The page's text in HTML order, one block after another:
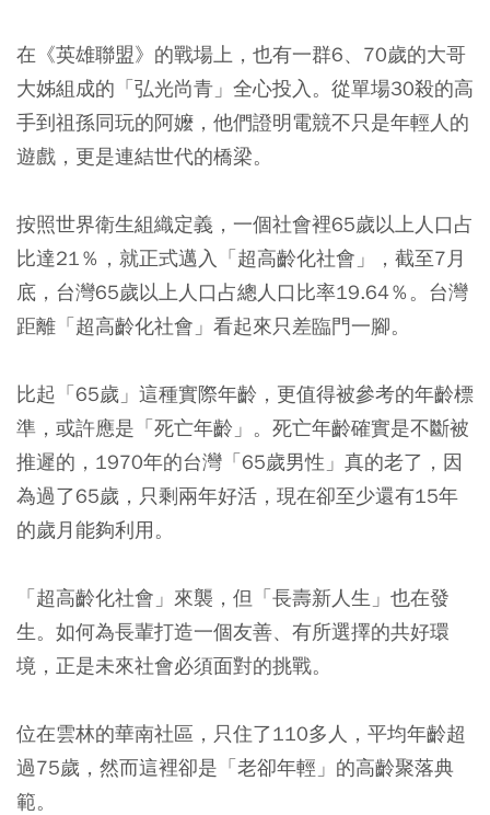
在《英雄聯盟》的戰場上，也有一群6、70歲的大哥
大姊組成的「弘光尚青」全心投入。從單場30殺的高
手到祖孫同玩的阿嬤，他們證明電競不只是年輕人的
遊戲，更是連結世代的橋梁。
按照世界衛生組織定義，一個社會裡65歲以上人口占
比達21％，就正式邁入「超高齡化社會」，截至7月
底，台灣65歲以上人口占總人口比率19.64％。台灣
距離「超高齡化社會」看起來只差臨門一腳。
比起「65歲」這種實際年齡，更值得被參考的年齡標
準，或許應是「死亡年齡」。死亡年齡確實是不斷被
推遲的，1970年的台灣「65歲男性」真的老了，因
為過了65歲，只剩兩年好活，現在卻至少還有15年
的歲月能夠利用。
「超高齡化社會」來襲，但「長壽新人生」也在發
生。如何為長輩打造一個友善、有所選擇的共好環
境，正是未來社會必須面對的挑戰。
位在雲林的華南社區，只住了110多人，平均年齡超
過75歲，然而這裡卻是「老卻年輕」的高齡聚落典
範。